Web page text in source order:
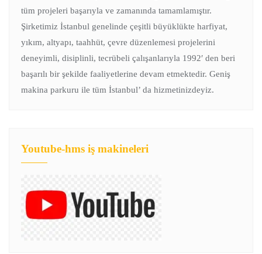
tüm projeleri başarıyla ve zamanında tamamlamıştır.
Şirketimiz İstanbul genelinde çeşitli büyüklükte harfiyat,
yıkım, altyapı, taahhüt, çevre düzenlemesi projelerini
deneyimli, disiplinli, tecrübeli çalışanlarıyla 1992′ den beri
başarılı bir şekilde faaliyetlerine devam etmektedir. Geniş
makina parkuru ile tüm İstanbul’ da hizmetinizdeyiz.
Youtube-hms iş makineleri